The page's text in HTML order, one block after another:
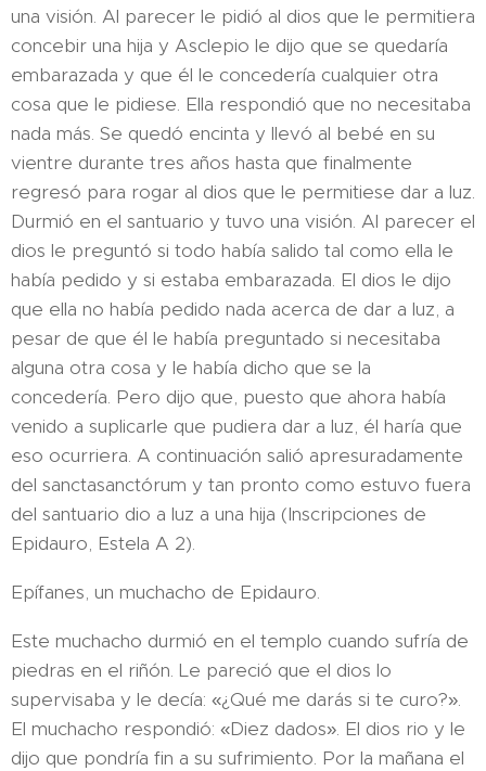
una visión. Al parecer le pidió al dios que le permitiera
concebir una hija y Asclepio le dijo que se quedaría
embarazada y que él le concedería cualquier otra
cosa que le pidiese. Ella respondió que no necesitaba
nada más. Se quedó encinta y llevó al bebé en su
vientre durante tres años hasta que finalmente
regresó para rogar al dios que le permitiese dar a luz.
Durmió en el santuario y tuvo una visión. Al parecer el
dios le preguntó si todo había salido tal como ella le
había pedido y si estaba embarazada. El dios le dijo
que ella no había pedido nada acerca de dar a luz, a
pesar de que él le había preguntado si necesitaba
alguna otra cosa y le había dicho que se la
concedería. Pero dijo que, puesto que ahora había
venido a suplicarle que pudiera dar a luz, él haría que
eso ocurriera. A continuación salió apresuradamente
del sanctasanctórum y tan pronto como estuvo fuera
del santuario dio a luz a una hija (Inscripciones de
Epidauro, Estela A 2).
Epífanes, un muchacho de Epidauro.
Este muchacho durmió en el templo cuando sufría de
piedras en el riñón. Le pareció que el dios lo
supervisaba y le decía: «¿Qué me darás si te curo?».
El muchacho respondió: «Diez dados». El dios rio y le
dijo que pondría fin a su sufrimiento. Por la mañana el